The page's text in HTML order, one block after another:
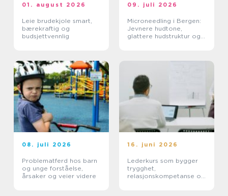
01. august 2026
Leie brudekjole smart,
bærekraftig og
budsjettvennlig
09. juli 2026
Microneedling i Bergen:
Jevnere hudtone,
glattere hudstruktur og
08. juli 2026
Problematferd hos barn
og unge forståelse,
årsaker og veier videre
16. juni 2026
Lederkurs som bygger
trygghet,
relasjonskompetanse og